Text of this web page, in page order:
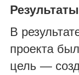
В
проекта
цель —